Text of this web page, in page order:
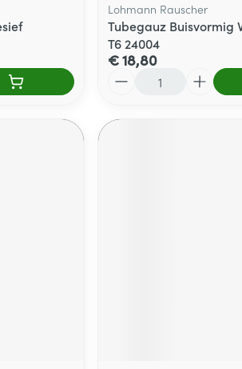
Lohmann Rauscher
Tubegauz Buisvormig
T6 24004
€ 18,80